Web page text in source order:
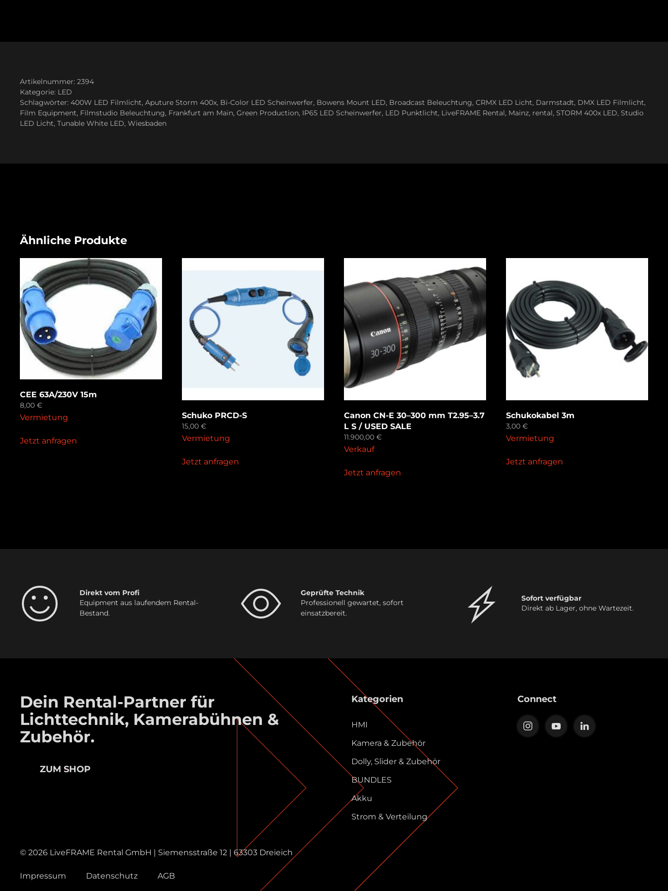
Artikelnummer: 2394
Kategorie: LED
Schlagwörter: 400W LED Filmlicht, Aputure Storm 400x, Bi-Color LED Scheinwerfer, Bowens Mount LED, Broadcast Beleuchtung, CRMX LED Licht, Darmstadt, DMX LED Filmlicht,
Film Equipment, Filmstudio Beleuchtung, Frankfurt am Main, Green Production, IP65 LED Scheinwerfer, LED Punktlicht, LiveFRAME Rental, Mainz, rental, STORM 400x LED, Studio
LED Licht, Tunable White LED, Wiesbaden
Ähnliche Produkte
CEE 63A/230V 15m
8,00 €
Vermietung
Jetzt anfragen
Schuko PRCD-S
15,00 €
Vermietung
Jetzt anfragen
Canon CN-E 30–300 mm T2.95–3.7
L S / USED SALE
11.900,00 €
Verkauf
Jetzt anfragen
Schukokabel 3m
3,00 €
Vermietung
Jetzt anfragen
Direkt vom Profi
Equipment aus laufendem Rental-
Bestand.
Geprüfte Technik
Professionell gewartet, sofort
einsatzbereit.
Sofort verfügbar
Direkt ab Lager, ohne Wartezeit.
Dein Rental-Partner für
Lichttechnik, Kamerabühnen &
Zubehör.
ZUM SHOP
Kategorien
HMI
Kamera & Zubehör
Dolly, Slider & Zubehör
BUNDLES
Akku
Strom & Verteilung
Connect
© 2026 LiveFRAME Rental GmbH | Siemensstraße 12 | 63303 Dreieich
Impressum Datenschutz AGB